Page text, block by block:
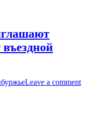
въездной
Leave a comment